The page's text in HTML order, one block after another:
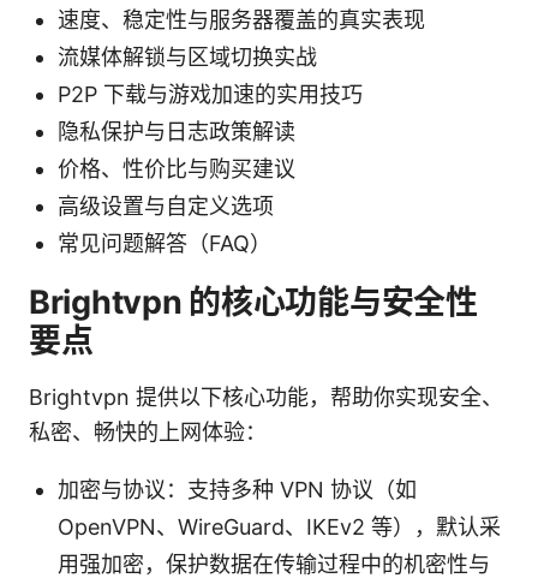
速度、稳定性与服务器覆盖的真实表现
流媒体解锁与区域切换实战
P2P 下载与游戏加速的实用技巧
隐私保护与日志政策解读
价格、性价比与购买建议
高级设置与自定义选项
常见问题解答（FAQ）
Brightvpn 的核心功能与安全性
要点
Brightvpn 提供以下核心功能，帮助你实现安全、
私密、畅快的上网体验：
加密与协议：支持多种 VPN 协议（如
OpenVPN、WireGuard、IKEv2 等），默认采
用强加密，保护数据在传输过程中的机密性与